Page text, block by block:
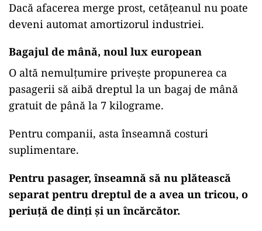
Dacă afacerea merge prost, cetățeanul nu poate
deveni automat amortizorul industriei.
Bagajul de mână, noul lux european
O altă nemulțumire privește propunerea ca
pasagerii să aibă dreptul la un bagaj de mână
gratuit de până la 7 kilograme.
Pentru companii, asta înseamnă costuri
suplimentare.
Pentru pasager, înseamnă să nu plătească
separat pentru dreptul de a avea un tricou, o
periuță de dinți și un încărcător.